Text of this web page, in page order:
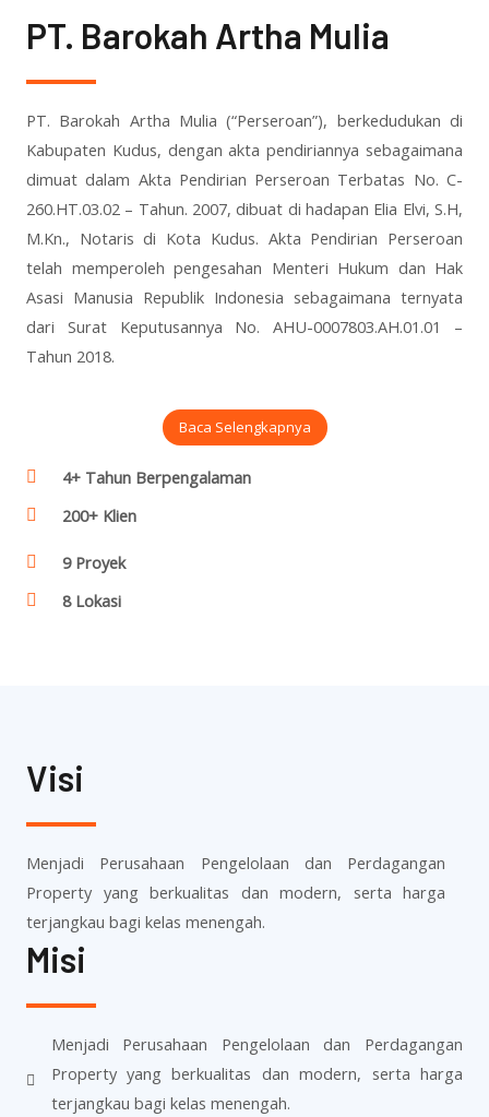
PT. Barokah Artha Mulia
PT. Barokah Artha Mulia (“Perseroan”), berkedudukan di
Kabupaten Kudus, dengan akta pendiriannya sebagaimana
dimuat dalam Akta Pendirian Perseroan Terbatas No. C-
260.HT.03.02 – Tahun. 2007, dibuat di hadapan Elia Elvi, S.H,
M.Kn., Notaris di Kota Kudus. Akta Pendirian Perseroan
telah memperoleh pengesahan Menteri Hukum dan Hak
Asasi Manusia Republik Indonesia sebagaimana ternyata
dari Surat Keputusannya No. AHU-0007803.AH.01.01 –
Tahun 2018.
Baca Selengkapnya
4+ Tahun Berpengalaman
200+ Klien
9 Proyek
8 Lokasi
Visi
Menjadi Perusahaan Pengelolaan dan Perdagangan
Property yang berkualitas dan modern, serta harga
terjangkau bagi kelas menengah.
Misi
Menjadi Perusahaan Pengelolaan dan Perdagangan
Property yang berkualitas dan modern, serta harga
terjangkau bagi kelas menengah.